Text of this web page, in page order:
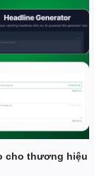
cho thương hiệu